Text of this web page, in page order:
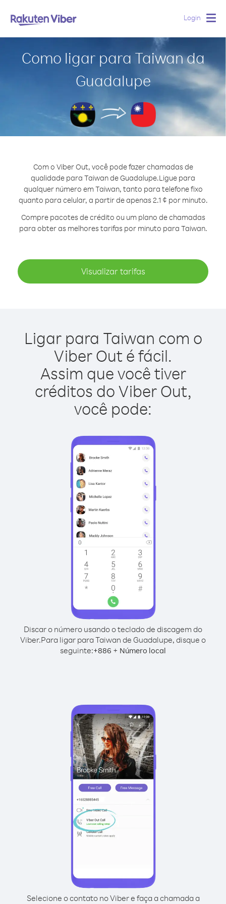
Login
Como ligar para Taiwan da
Guadalupe
Com o Viber Out, você pode fazer chamadas de
qualidade para Taiwan de Guadalupe.Ligue para
qualquer número em Taiwan, tanto para telefone fixo
quanto para celular, a partir de apenas 2.1 ¢ por minuto.
Compre pacotes de crédito ou um plano de chamadas
para obter as melhores tarifas por minuto para Taiwan.
Visualizar tarifas
Ligar para Taiwan com o
Viber Out é fácil.
Assim que você tiver
créditos do Viber Out,
você pode:
Discar o número usando o teclado de discagem do
Viber.Para ligar para Taiwan de Guadalupe, disque o
seguinte:+886 + Número local
Selecione o contato no Viber e faça a chamada a